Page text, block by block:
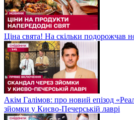
Ціна свята! На скільки подорожчав
Акім Галімов: про новий епізод
зйомки у Києво-Печерській лаврі